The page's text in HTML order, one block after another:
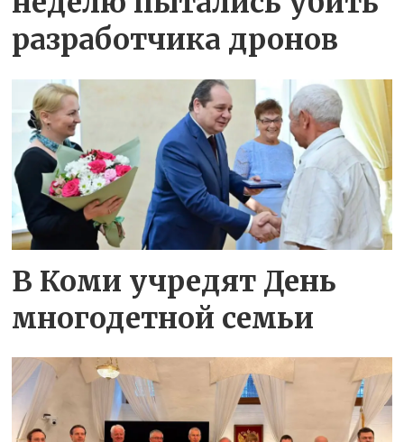
разработчика дронов
В Коми учредят День
многодетной семьи